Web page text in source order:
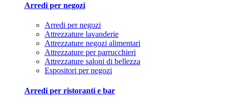
Arredi per negozi
Arredi per negozi
Attrezzature lavanderie
Attrezzature negozi alimentari
Attrezzature per parrucchieri
Attrezzature saloni di bellezza
Espositori per negozi
Arredi per ristoranti e bar